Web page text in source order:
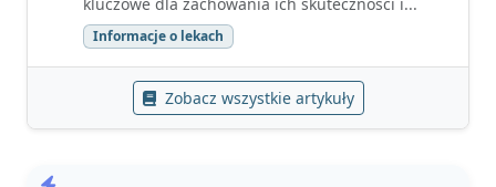
Informacje o lekach
Zobacz wszystkie artykuły